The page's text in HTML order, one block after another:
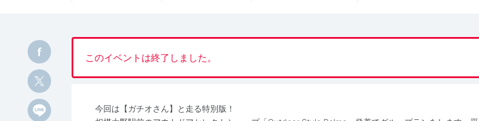
このイベントは終了しました。
今回は【ガチオさん】と走る特別版！